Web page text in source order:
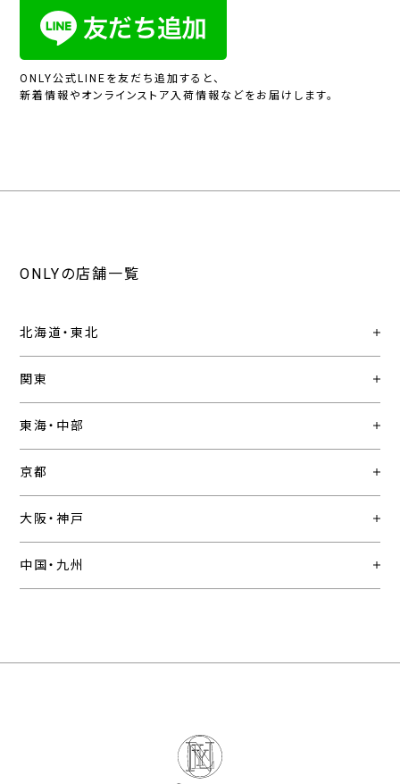
ONLY公式LINEを友だち追加すると、
新着情報やオンラインストア入荷情報などをお届けします。
ONLYの店舗一覧
北海道・東北
関東
東海・中部
京都
大阪・神戸
中国・九州